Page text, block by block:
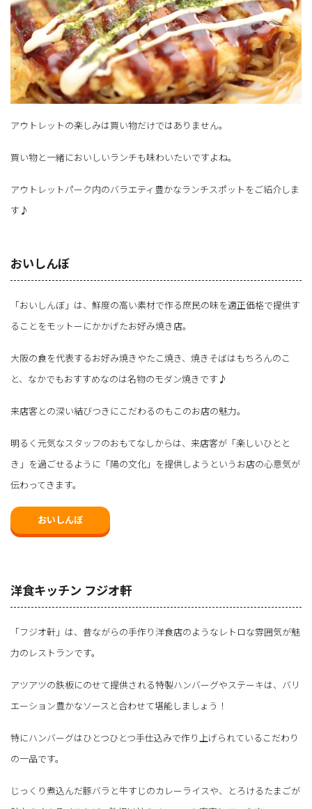
アウトレットの楽しみは買い物だけではありません。
買い物と一緒においしいランチも味わいたいですよね。
アウトレットパーク内のバラエティ豊かなランチスポットをご紹介しま
す♪
おいしんぼ
「おいしんぼ」は、鮮度の高い素材で作る庶民の味を適正価格で提供す
ることをモットーにかかげたお好み焼き店。
大阪の食を代表するお好み焼きやたこ焼き、焼きそばはもちろんのこ
と、なかでもおすすめなのは名物のモダン焼きです♪
来店客との深い結びつきにこだわるのもこのお店の魅力。
明るく元気なスタッフのおもてなしからは、来店客が「楽しいひとと
き」を過ごせるように「陽の文化」を提供しようというお店の心意気が
伝わってきます。
おいしんぼ
洋食キッチン フジオ軒
「フジオ軒」は、昔ながらの手作り洋食店のようなレトロな雰囲気が魅
力のレストランです。
アツアツの鉄板にのせて提供される特製ハンバーグやステーキは、バリ
エーション豊かなソースと合わせて堪能しましょう！
特にハンバーグはひとつひとつ手仕込みで作り上げられているこだわり
の一品です。
じっくり煮込んだ豚バラと牛すじのカレーライスや、とろけるたまごが